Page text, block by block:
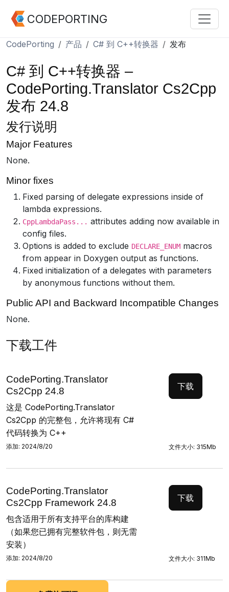
CODEPORTING
CodePorting 产品 C# 到 C++转换器 发布
C# 到 C++转换器 –
CodePorting.Translator Cs2Cpp
发布 24.8
发行说明
Major Features
None.
Minor fixes
Fixed parsing of delegate expressions inside of
lambda expressions.
CppLambdaPass... attributes adding now available in
config files.
Options is added to exclude DECLARE_ENUM macros
from appear in Doxygen output as functions.
Fixed initialization of a delegates with parameters
by anonymous functions without them.
Public API and Backward Incompatible Changes
None.
下载工件
CodePorting.Translator
Cs2Cpp 24.8
这是 CodePorting.Translator
Cs2Cpp 的完整包，允许将现有 C#
代码转换为 C++
添加: 2024/8/20
下载
文件大小: 315Mb
CodePorting.Translator
Cs2Cpp Framework 24.8
包含适用于所有支持平台的库构建
（如果您已拥有完整软件包，则无需
安装）
添加: 2024/8/20
下载
文件大小: 311Mb